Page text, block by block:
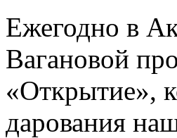
Ежегодно в
Вагановой
«Открытие»,
дарования